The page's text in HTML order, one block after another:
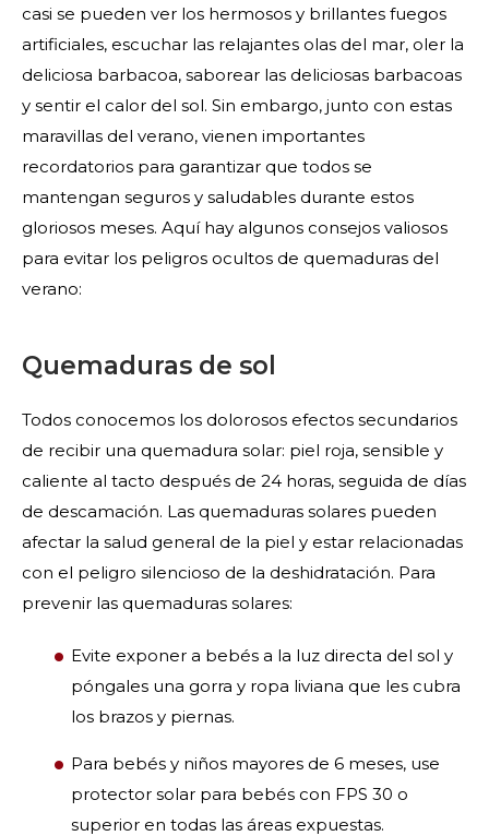
casi se pueden ver los hermosos y brillantes fuegos
artificiales, escuchar las relajantes olas del mar, oler la
deliciosa barbacoa, saborear las deliciosas barbacoas
y sentir el calor del sol. Sin embargo, junto con estas
maravillas del verano, vienen importantes
recordatorios para garantizar que todos se
mantengan seguros y saludables durante estos
gloriosos meses. Aquí hay algunos consejos valiosos
para evitar los peligros ocultos de quemaduras del
verano:
Quemaduras de sol
Todos conocemos los dolorosos efectos secundarios
de recibir una quemadura solar: piel roja, sensible y
caliente al tacto después de 24 horas, seguida de días
de descamación. Las quemaduras solares pueden
afectar la salud general de la piel y estar relacionadas
con el peligro silencioso de la deshidratación. Para
prevenir las quemaduras solares:
Evite exponer a bebés a la luz directa del sol y
póngales una gorra y ropa liviana que les cubra
los brazos y piernas.
Para bebés y niños mayores de 6 meses, use
protector solar para bebés con FPS 30 o
superior en todas las áreas expuestas.